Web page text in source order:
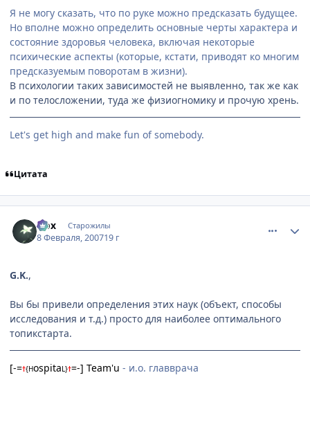
Я не могу сказать, что по руке можно предсказать будущее.
Но вполне можно определить основные черты характера и
состояние здоровья человека, включая некоторые
психические аспекты (которые, кстати, приводят ко многим
предсказуемым поворотам в жизни).
В психологии таких зависимостей не выявленно, так же как
и по телосложении, туда же физиогномику и прочую хрень.
Let's get high and make fun of somebody.
Цитата
Nox Старожилы
8 Февраля, 200719 г
G.K.,
Вы бы привели определения этих наук (объект, способы
исследования и т.д.) просто для наиболее оптимального
топикстарта.
[-=†{HospitaL}†=-] Team'u - и.о. главврача